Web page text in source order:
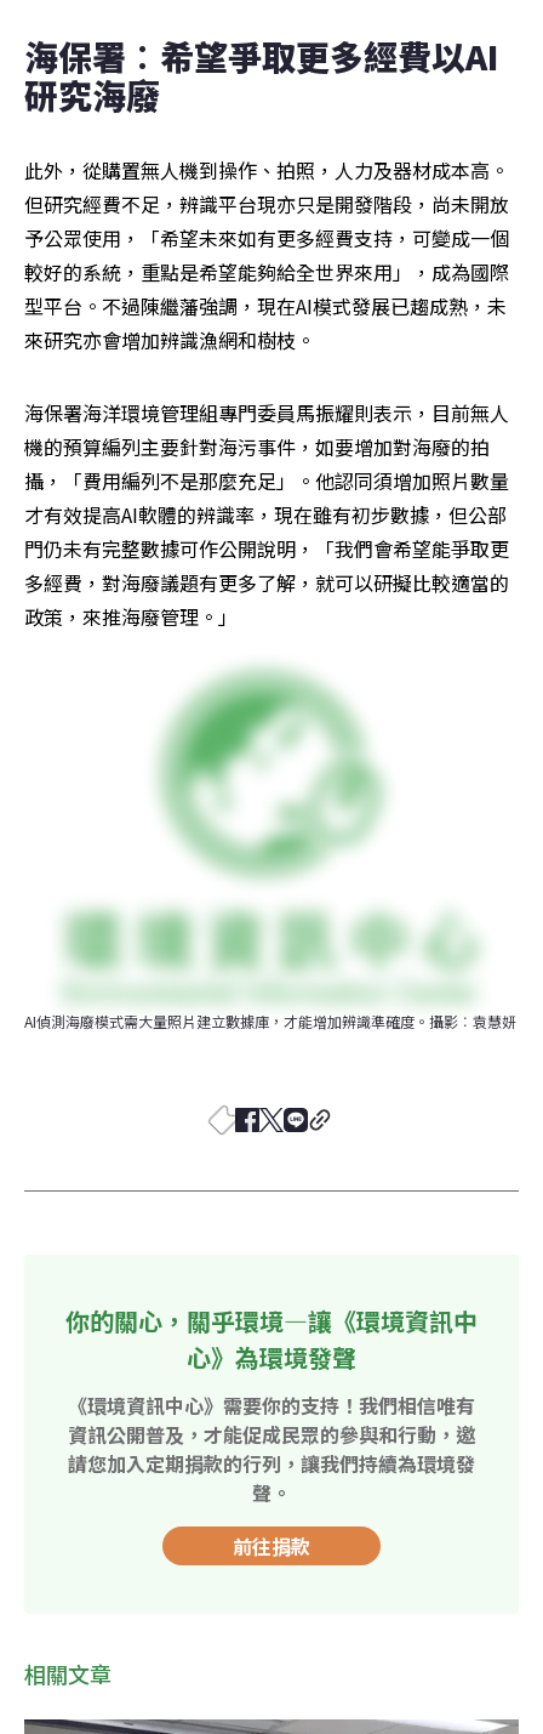
海保署︰希望爭取更多經費以AI
研究海廢
此外，從購置無人機到操作、拍照，人力及器材成本高。
但研究經費不足，辨識平台現亦只是開發階段，尚未開放
予公眾使用，「希望未來如有更多經費支持，可變成一個
較好的系統，重點是希望能夠給全世界來用」，成為國際
型平台。不過陳繼藩強調，現在AI模式發展已趨成熟，未
來研究亦會增加辨識漁網和樹枝。
海保署海洋環境管理組專門委員馬振耀則表示，目前無人
機的預算編列主要針對海污事件，如要增加對海廢的拍
攝，「費用編列不是那麼充足」。他認同須增加照片數量
才有效提高AI軟體的辨識率，現在雖有初步數據，但公部
門仍未有完整數據可作公開說明，「我們會希望能爭取更
多經費，對海廢議題有更多了解，就可以研擬比較適當的
政策，來推海廢管理。」
AI偵測海廢模式需大量照片建立數據庫，才能增加辨識準確度。攝影︰袁慧妍
你的關心，關乎環境—讓《環境資訊中
心》為環境發聲
《環境資訊中心》需要你的支持！我們相信唯有
資訊公開普及，才能促成民眾的參與和行動，邀
請您加入定期捐款的行列，讓我們持續為環境發
聲。
前往捐款
相關文章